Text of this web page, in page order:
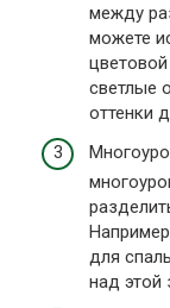
между
можете
светлые
оттенки
для
над этой